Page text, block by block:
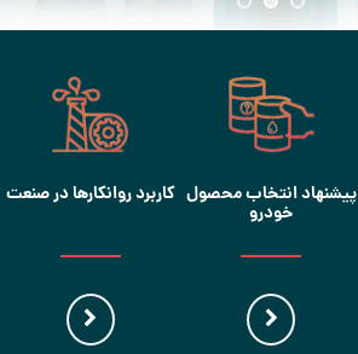
پیشنهاد انتخاب محصول
خودرو
کاربرد روانکارها در صنعت